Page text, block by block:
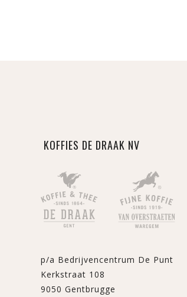
KOFFIES DE DRAAK NV
p/a Bedrijvencentrum De Punt
Kerkstraat 108
9050 Gentbrugge